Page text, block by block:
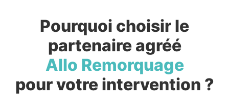
Pourquoi choisir le
partenaire agréé
Allo Remorquage
pour votre intervention ?